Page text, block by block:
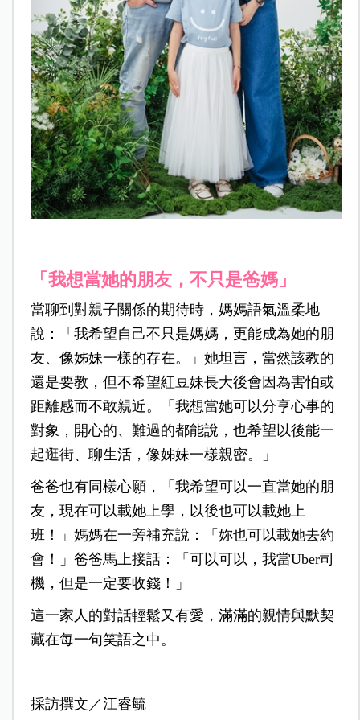
「我想當她的朋友，不只是爸媽」
當聊到對親子關係的期待時，媽媽語氣溫柔地
說：「我希望自己不只是媽媽，更能成為她的朋
友、像姊妹一樣的存在。」她坦言，當然該教的
還是要教，但不希望紅豆妹長大後會因為害怕或
距離感而不敢親近。「我想當她可以分享心事的
對象，開心的、難過的都能說，也希望以後能一
起逛街、聊生活，像姊妹一樣親密。」
爸爸也有同樣心願，「我希望可以一直當她的朋
友，現在可以載她上學，以後也可以載她上
班！」媽媽在一旁補充說：「妳也可以載她去約
會！」爸爸馬上接話：「可以可以，我當Uber司
機，但是一定要收錢！」
這一家人的對話輕鬆又有愛，滿滿的親情與默契
藏在每一句笑語之中。
採訪撰文／江睿毓